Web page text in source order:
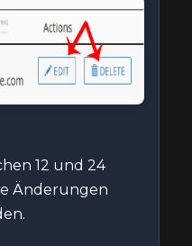
12 und 24
Änderungen